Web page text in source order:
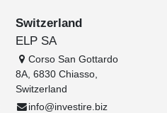
Switzerland
ELP SA
Corso San Gottardo
8A, 6830 Chiasso,
Switzerland
info@investire.biz